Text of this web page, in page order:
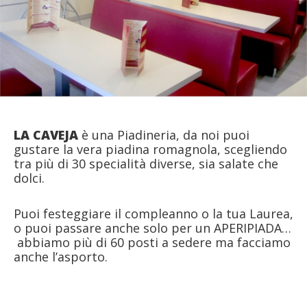
LA CAVEJA è una Piadineria, da noi puoi
gustare la vera piadina romagnola, scegliendo
tra più di 30 specialità diverse, sia salate che
dolci.
Puoi festeggiare il compleanno o la tua Laurea,
o puoi passare anche solo per un APERIPIADA…
abbiamo più di 60 posti a sedere ma facciamo
anche l’asporto.